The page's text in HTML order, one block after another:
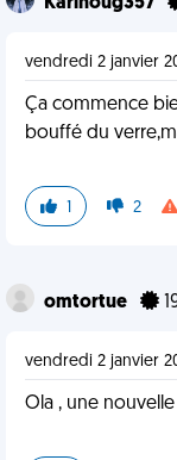
vendredi 2 janvier
Ça commence
bouffé du
1 2
omtortue
vendredi 2 janvier
Ola , une